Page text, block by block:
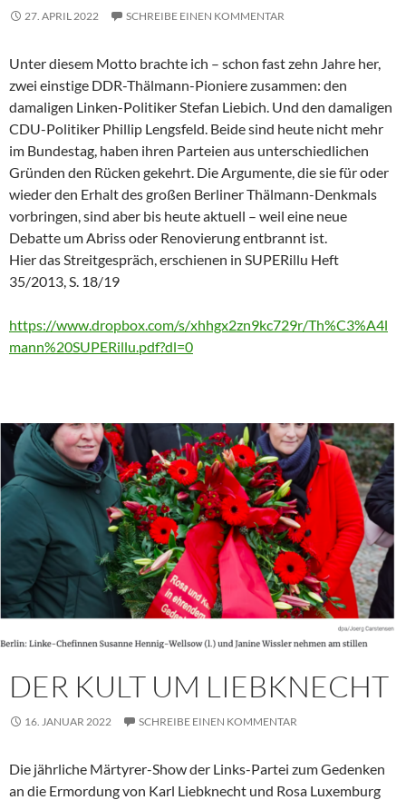
27. APRIL 2022 SCHREIBE EINEN KOMMENTAR
Unter diesem Motto brachte ich – schon fast zehn Jahre her,
zwei einstige DDR-Thälmann-Pioniere zusammen: den
damaligen Linken-Politiker Stefan Liebich. Und den damaligen
CDU-Politiker Phillip Lengsfeld. Beide sind heute nicht mehr
im Bundestag, haben ihren Parteien aus unterschiedlichen
Gründen den Rücken gekehrt. Die Argumente, die sie für oder
wieder den Erhalt des großen Berliner Thälmann-Denkmals
vorbringen, sind aber bis heute aktuell – weil eine neue
Debatte um Abriss oder Renovierung entbrannt ist.
Hier das Streitgespräch, erschienen in SUPERillu Heft
35/2013, S. 18/19
https://www.dropbox.com/s/xhhgx2zn9kc729r/Th%C3%A4l
mann%20SUPERillu.pdf?dl=0
DER KULT UM LIEBKNECHT
16. JANUAR 2022 SCHREIBE EINEN KOMMENTAR
Die jährliche Märtyrer-Show der Links-Partei zum Gedenken
an die Ermordung von Karl Liebknecht und Rosa Luxemburg